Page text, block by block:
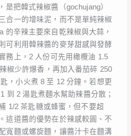
是把韓式辣椒醬（gochujang）
合一的增味泥，而不是單純辣椒
的辛辣主要來自乾辣椒與大蒜，
可利用韓辣醬的麥芽甜感與發酵
務上，2 人份可先用橄欖油 1.5
椒少許爆香，再加入番茄碎 250
，小火煮 8 至 12 分鐘。若想更
到 2 湯匙煮麵水幫助辣醬分散；
1/2 茶匙糖或蜂蜜，但不要超
這道醬的優勢在於辣感較圓、不
寬麵或螺旋麵，讓醬汁卡在麵溝